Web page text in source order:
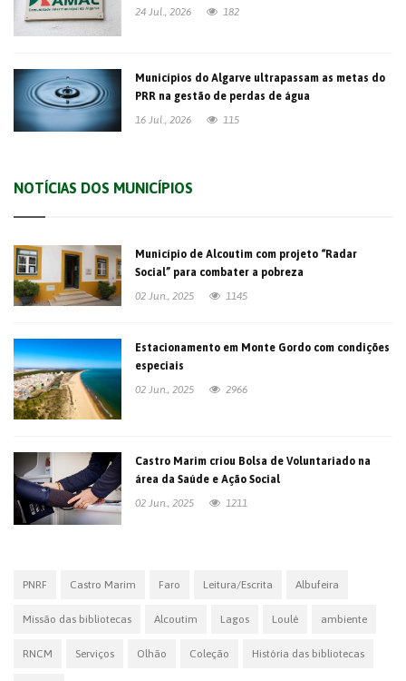
24 Jul., 2026 182
Municípios do Algarve ultrapassam as metas do
PRR na gestão de perdas de água
16 Jul., 2026
115
NOTÍCIAS DOS MUNICÍPIOS
Município de Alcoutim com projeto “Radar
Social” para combater a pobreza
02 Jun., 2025
1145
Estacionamento em Monte Gordo com condições
especiais
02 Jun., 2025
2966
Castro Marim criou Bolsa de Voluntariado na
área da Saúde e Ação Social
02 Jun., 2025
1211
PNRF Castro Marim Faro Leitura/Escrita Albufeira
Missão das bibliotecas Alcoutim Lagos Loulé ambiente
RNCM Serviços Olhão Coleção História das bibliotecas